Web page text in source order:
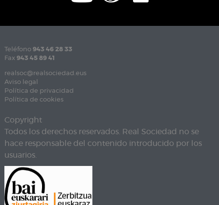
Teléfono 943 46 28 33
Fax 943 45 89 41
realsoc@realsociedad.eus
Aviso legal
Política de privacidad
Política de cookies
Copyright
Todos los derechos reservados. Real Sociedad no se
hace responsable del contenido introducido por los
usuarios.